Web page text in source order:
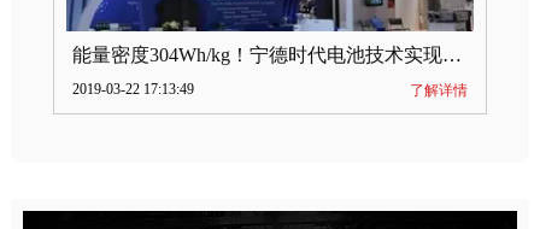
能量密度304Wh/kg！宁德时代电池技术实现突破
2019-03-22 17:13:49 了解详情